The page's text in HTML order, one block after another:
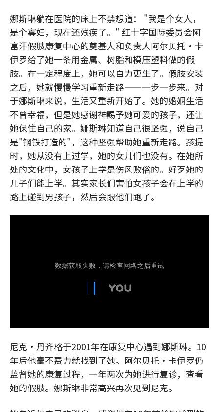
娜斯琳躺在医院的床上不禁想道： "我是个女人，
是个寡妇，现在还残疾了。" 红十字国际委员会阿
富汗假肢康复中心的奠基人和负责人阿尔贝托·卡
伊罗给了她一条用金属、树脂和模压塑料做的假
肢。在一定程度上，她可以自力更生了。假肢安装
之后，她就慢慢学习重新走路——一步一步来。对
于娜斯琳来说，生活又重新开始了。她的婚姻生活
不曾幸福，但是她感谢神赐予她可爱的孩子，还让
她保住自己的家。娜斯琳知道自己很坚强，说自己
是"钢铁打造的"，这种坚强帮助她重新走路。孩提
时，她从没有上过学，她的女儿们也没有。在她所
处的文化中，女孩子上学是伤风败俗的。好歹她的
儿子们能上学。其实家长们害怕女孩子会在上学的
路上碰到男孩子，然后会跟他们跑了。
尼克·丹齐格于2001年在康复中心遇到娜斯琳。10
年后他毫不费力就找到了她。阿尔贝托·卡伊罗仍
监督她的康复过程，一年两次为她进行复诊，查看
她的假肢。娜斯琳非常高兴再次见到尼克。